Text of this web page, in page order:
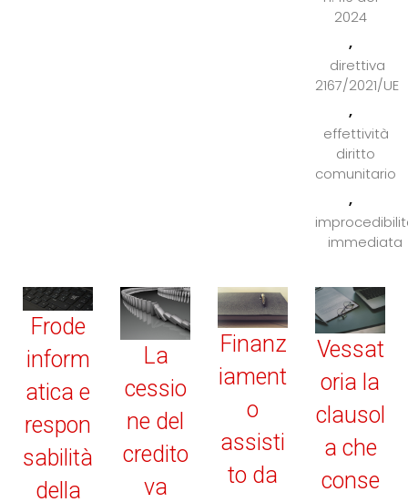
2024
,
direttiva
2167/2021/UE
,
effettività
diritto
comunitario
,
immediata
Frode
inform
atica e
respon
sabilità
della
La
cessio
ne del
credito
va
Finanz
iament
o
assisti
to da
Vessat
oria la
clausol
a che
conse